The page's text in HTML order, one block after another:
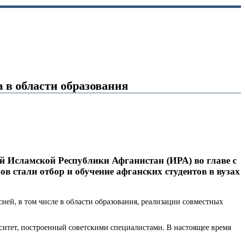
области образования
Исламской Республики Афганистан (ИРА) во главе с
отбор и обучение афганских студентов в вузах
в том числе в области образования, реализации совместных
построенный советскими специалистами. В настоящее время